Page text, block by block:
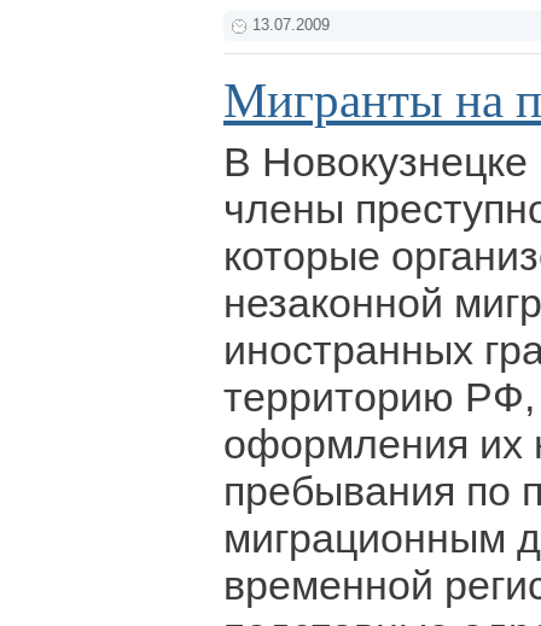
13.07.2009
Мигранты на
В
члены
которые
незаконной
иностранных
территорию РФ,
оформления их
пребывания по
миграционным
временной